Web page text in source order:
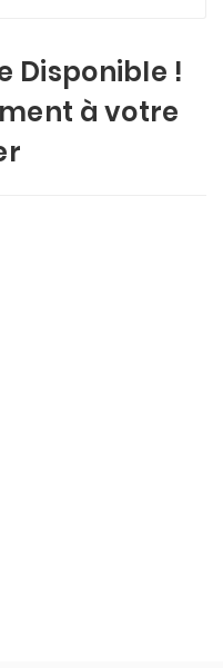
Disponible !
à votre